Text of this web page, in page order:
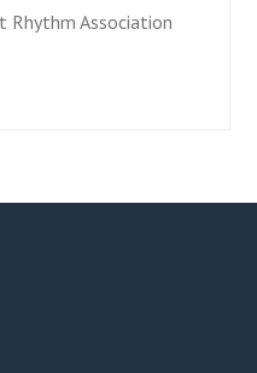
Rhythm Association